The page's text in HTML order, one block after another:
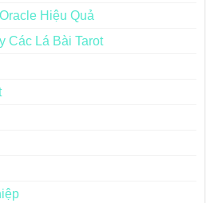
Hiệu Quả
Các Lá Bài Tarot